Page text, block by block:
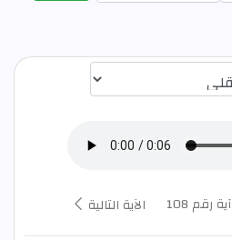
اختيار قارئ الآية
آية رقم 108 الآية التالية